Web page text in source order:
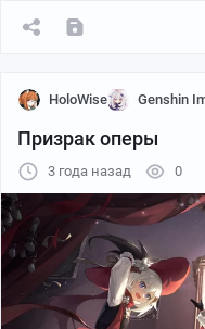
HoloWise Genshin
Призрак оперы
3 года назад 0